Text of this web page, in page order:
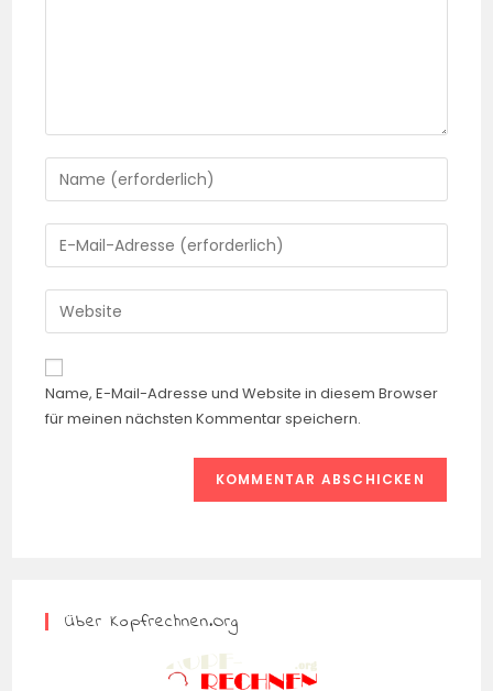
Name, E-Mail-Adresse und Website in diesem Browser
für meinen nächsten Kommentar speichern.
Über Kopfrechnen.org